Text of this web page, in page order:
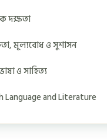
দক্ষতা
মূল্যবোধ ও সুশাসন
ও সাহিত্য
Language and Literature